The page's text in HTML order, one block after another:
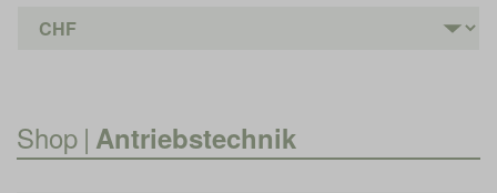
Shop | Antriebstechnik